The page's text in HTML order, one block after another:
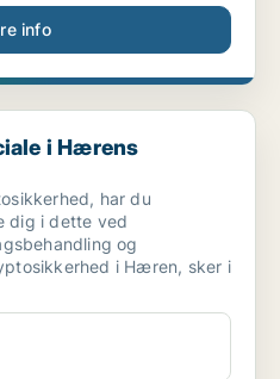
info
kryptosikkerhed v...
i Hærens
har du
dig i dette ved
og
i Hæren, sker i